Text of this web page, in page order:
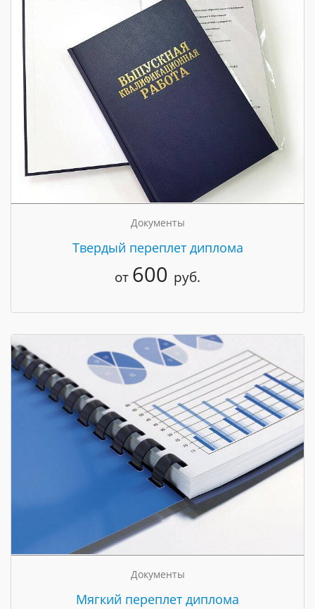
Документы
Твердый переплет диплома
от 600 руб.
Документы
Мягкий переплет диплома